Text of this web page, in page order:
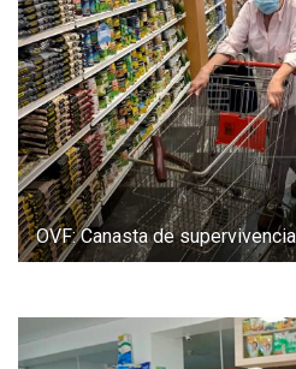
OVF: Canasta de